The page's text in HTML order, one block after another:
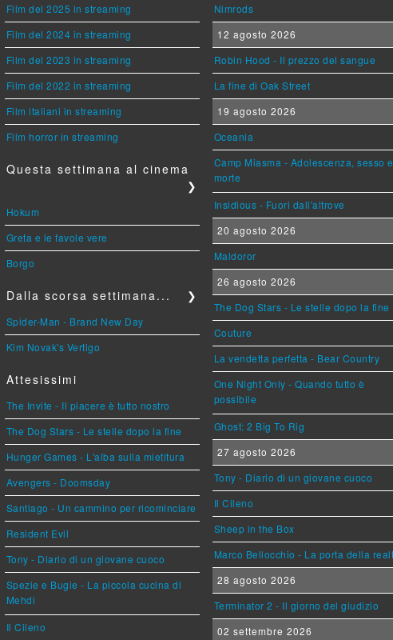
Film del 2025 in streaming
Film del 2024 in streaming
Film del 2023 in streaming
Film del 2022 in streaming
Film italiani in streaming
Film horror in streaming
Questa settimana al cinema
❯
Hokum
Greta e le favole vere
Borgo
Dalla scorsa settimana... ❯
Spider-Man - Brand New Day
Kim Novak's Vertigo
Attesissimi
The Invite - Il piacere è tutto nostro
The Dog Stars - Le stelle dopo la fine
Hunger Games - L'alba sulla mietitura
Avengers - Doomsday
Santiago - Un cammino per ricominciare
Resident Evil
Tony - Diario di un giovane cuoco
Spezie e Bugie - La piccola cucina di
Mehdi
Il Cileno
Nimrods
12 agosto 2026
Robin Hood - Il prezzo del sangue
La fine di Oak Street
19 agosto 2026
Oceania
Camp Miasma - Adolescenza, sesso e
morte
Insidious - Fuori dall'altrove
20 agosto 2026
Maldoror
26 agosto 2026
The Dog Stars - Le stelle dopo la fine
Couture
La vendetta perfetta - Bear Country
One Night Only - Quando tutto è
possibile
Ghost: 2 Big To Rig
27 agosto 2026
Tony - Diario di un giovane cuoco
Il Cileno
Sheep in the Box
Marco Bellocchio - La porta della
28 agosto 2026
Terminator 2 - Il giorno del giudizio
02 settembre 2026